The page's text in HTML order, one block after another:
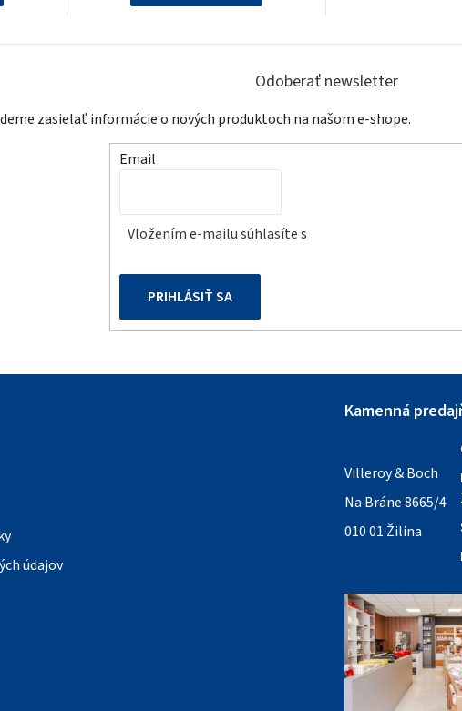
Odoberať newsletter
zasielať informácie o nových produktoch na našom e-shope.
Email
Vložením e-mailu súhlasíte s
PRIHLÁSIŤ SA
údajov
Kamenná
Villeroy & Boch
Na Bráne 8665/4
010 01 Žilina